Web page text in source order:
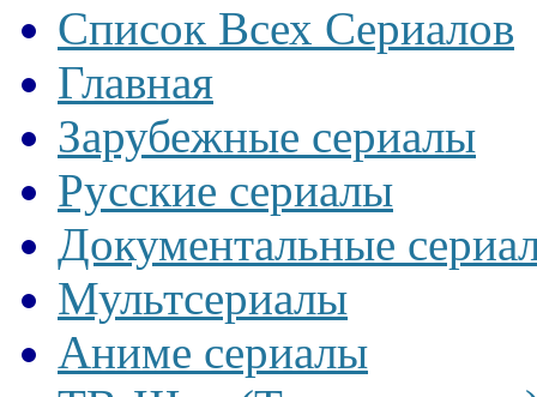
Список Всех Сериалов
Главная
Зарубежные сериалы
Русские сериалы
Документальные
Мультсериалы
Аниме сериалы